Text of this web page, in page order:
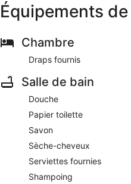
Équipements
Chambre
Draps fournis
Salle de bain
Douche
Papier toilette
Savon
Sèche-cheveux
Serviettes fournies
Shampoing